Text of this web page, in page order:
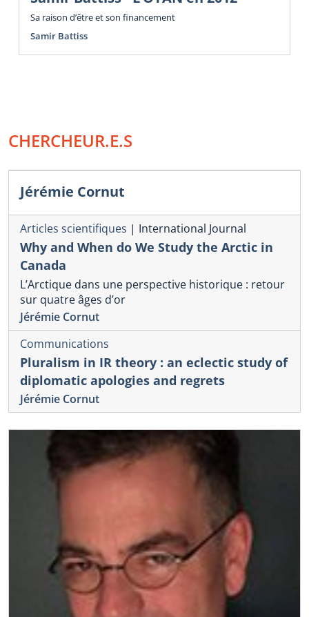
Sa raison d’être et son financement
Samir Battiss
CHERCHEUR.E.S
Jérémie Cornut
Articles scientifiques | International Journal
Why and When do We Study the Arctic in
Canada
L’Arctique dans une perspective historique : retour
sur quatre âges d’or
Jérémie Cornut
Communications
Pluralism in IR theory : an eclectic study of
diplomatic apologies and regrets
Jérémie Cornut